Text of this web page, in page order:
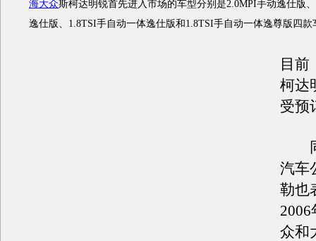
海大众斯柯达明锐首先进入市场的车型分别是2.0MPI手动逸仕版
逸仕版、1.8TSI手自动一体逸仕版和1.8TSI手自动一体逸尊版四款
目前
柯达
受预
同
汽车
勒也
众和